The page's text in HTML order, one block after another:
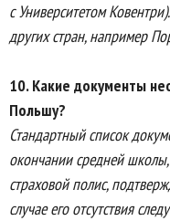
с Университетом
других стран, например
10.Какие документы
Польшу?
Стандартный список
окончании средней
страховой полис,
случае его отсутствия